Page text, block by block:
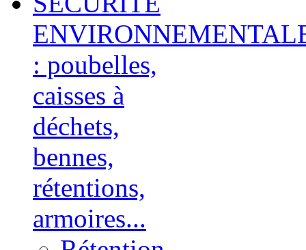
: poubelles,
caisses à
déchets,
bennes,
rétentions,
armoires...